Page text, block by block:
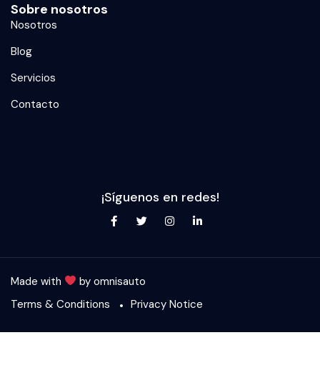
Sobre nosotros
Nosotros
Blog
Servicios
Contacto
¡Síguenos en redes!
Made with byomnisauto
Terms & Conditions
Privacy Notice